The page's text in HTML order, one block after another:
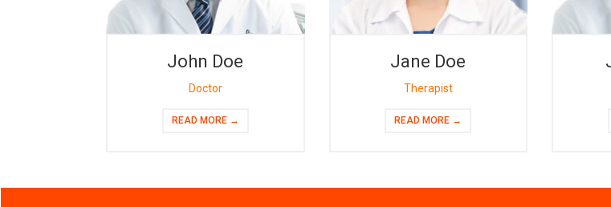
John Doe
Doctor
READ MORE →
Jane Doe
Therapist
READ MORE →